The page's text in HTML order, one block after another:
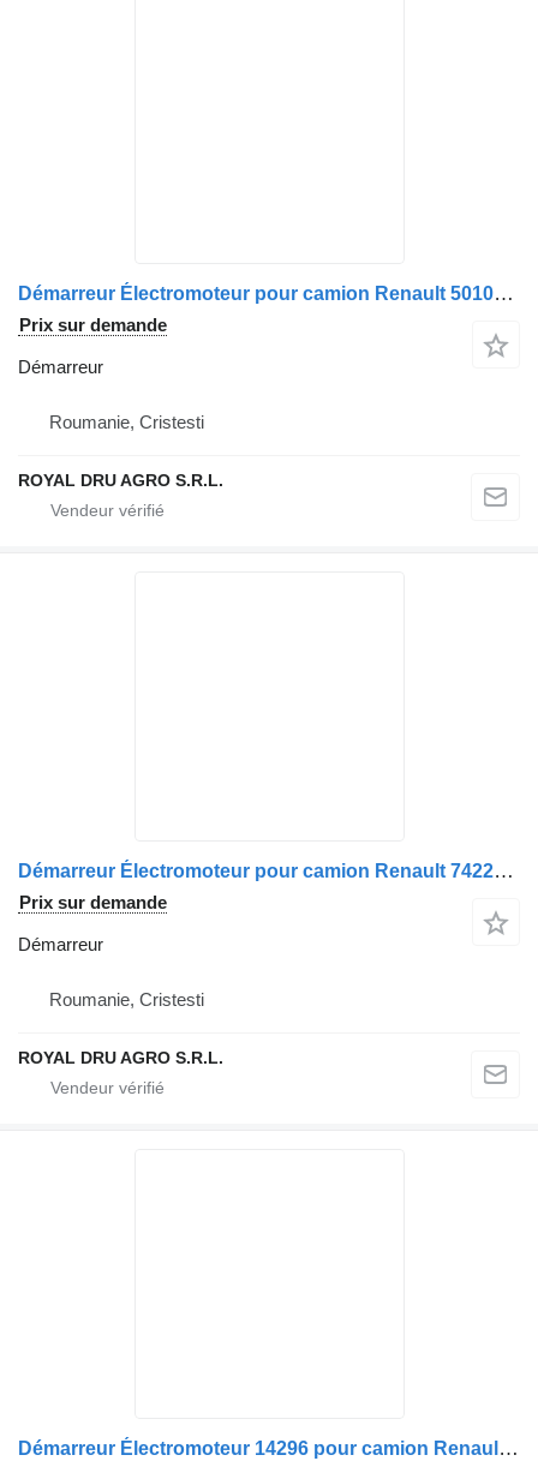
Démarreur Électromoteur pour camion Renault 5010090683 / 7485003362 / 5001859572 / 5010306413 / 5010508443 / 5000049125 / 5000137323 – Utilizat
Prix sur demande
Démarreur
Roumanie, Cristesti
ROYAL DRU AGRO S.R.L.
Démarreur Électromoteur pour camion Renault 7422602941 7421632127 7485020794 14503
Prix sur demande
Démarreur
Roumanie, Cristesti
ROYAL DRU AGRO S.R.L.
Démarreur Électromoteur 14296 pour camion Renault 2016